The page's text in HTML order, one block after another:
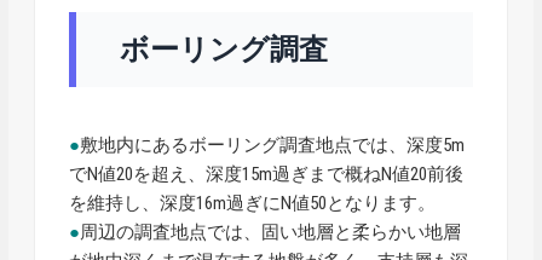
ボーリング調査
●敷地内にあるボーリング調査地点では、深度5m
でN値20を超え、深度15m過ぎまで概ねN値20前後
を維持し、深度16m過ぎにN値50となります。
●周辺の調査地点では、固い地層と柔らかい地層